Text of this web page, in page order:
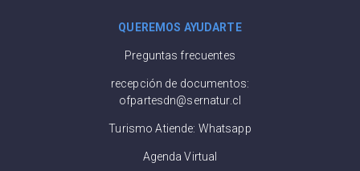
QUEREMOS AYUDARTE
Preguntas frecuentes
recepción de documentos:
ofpartesdn@sernatur.cl
Turismo Atiende: Whatsapp
Agenda Virtual